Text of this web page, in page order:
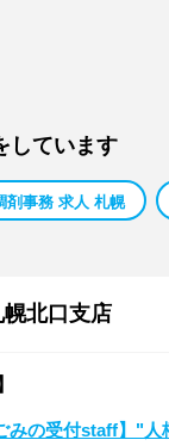
しています
剤事務 求人 札幌
北口支店
みの受付staff】"